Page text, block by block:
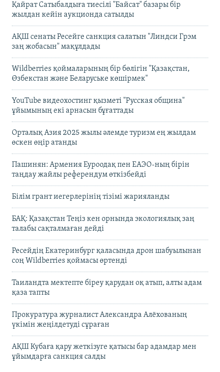
Қайрат Сатыбалдыға тиесілі "Байсат" базары бір
жылдан кейін аукционда сатылды
АҚШ сенаты Ресейге санкция салатын "Линдси Грэм
заң жобасын" мақұлдады
Wildberries қоймаларының бір бөлігін "Қазақстан,
Өзбекстан және Беларуське көшірмек"
YouTube видеохостинг қызметі "Русская община"
ұйымының екі арнасын бұғаттады
Орталық Азия 2025 жылы әлемде туризм ең жылдам
өскен өңір атанды
Пашинян: Армения Еуроодақ пен ЕАЭО-ның бірін
таңдау жайлы референдум өткізбейді
Білім грант иегерлерінің тізімі жарияланды
БАҚ: Қазақстан Теңіз кен орнында экологиялық заң
талабы сақталмаған дейді
Ресейдің Екатеринбург қаласында дрон шабуылынан
соң Wildberries қоймасы өртенді
Таиландта мектепте біреу қарудан оқ атып, алты адам
қаза тапты
Прокуратура журналист Александра Алёхованың
үкімін жеңілдетуді сұраған
АҚШ Кубаға қару жеткізуге қатысы бар адамдар мен
ұйымдарға санкция салды